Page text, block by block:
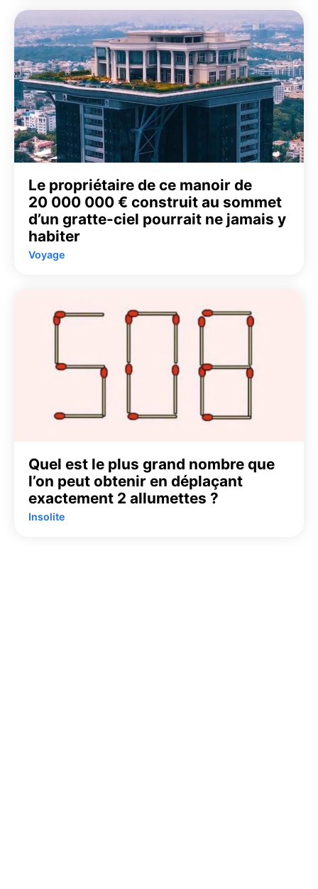
Le propriétaire de ce manoir de
20 000 000 € construit au sommet
d’un gratte-ciel pourrait ne jamais y
habiter
Voyage
Quel est le plus grand nombre que
l’on peut obtenir en déplaçant
exactement 2 allumettes ?
Insolite